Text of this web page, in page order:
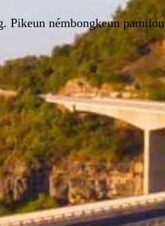
Pikeun némbongkeun pamilon